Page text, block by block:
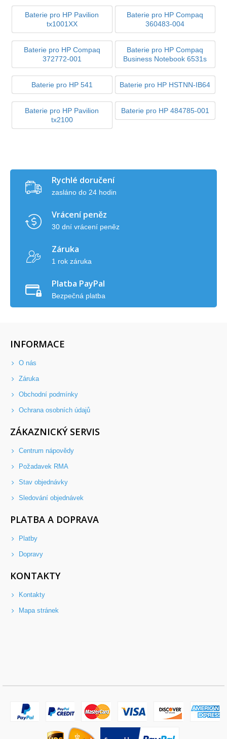
Baterie pro HP Pavilion
tx1001XX
Baterie pro HP Compaq
360483-004
Baterie pro HP Compaq
372772-001
Baterie pro HP Compaq
Business Notebook 6531s
Baterie pro HP 541 Baterie pro HP HSTNN-IB64
Baterie pro HP Pavilion
tx2100
Baterie pro HP 484785-001
Rychlé doručení
zasláno do 24 hodin
Vrácení peněz
30 dní vrácení peněz
Záruka
1 rok záruka
Platba PayPal
Bezpečná platba
INFORMACE
O nás
Záruka
Obchodní podmínky
Ochrana osobních údajů
ZÁKAZNICKÝ SERVIS
Centrum nápovědy
Požadavek RMA
Stav objednávky
Sledování objednávek
PLATBA A DOPRAVA
Platby
Dopravy
KONTAKTY
Kontakty
Mapa stránek